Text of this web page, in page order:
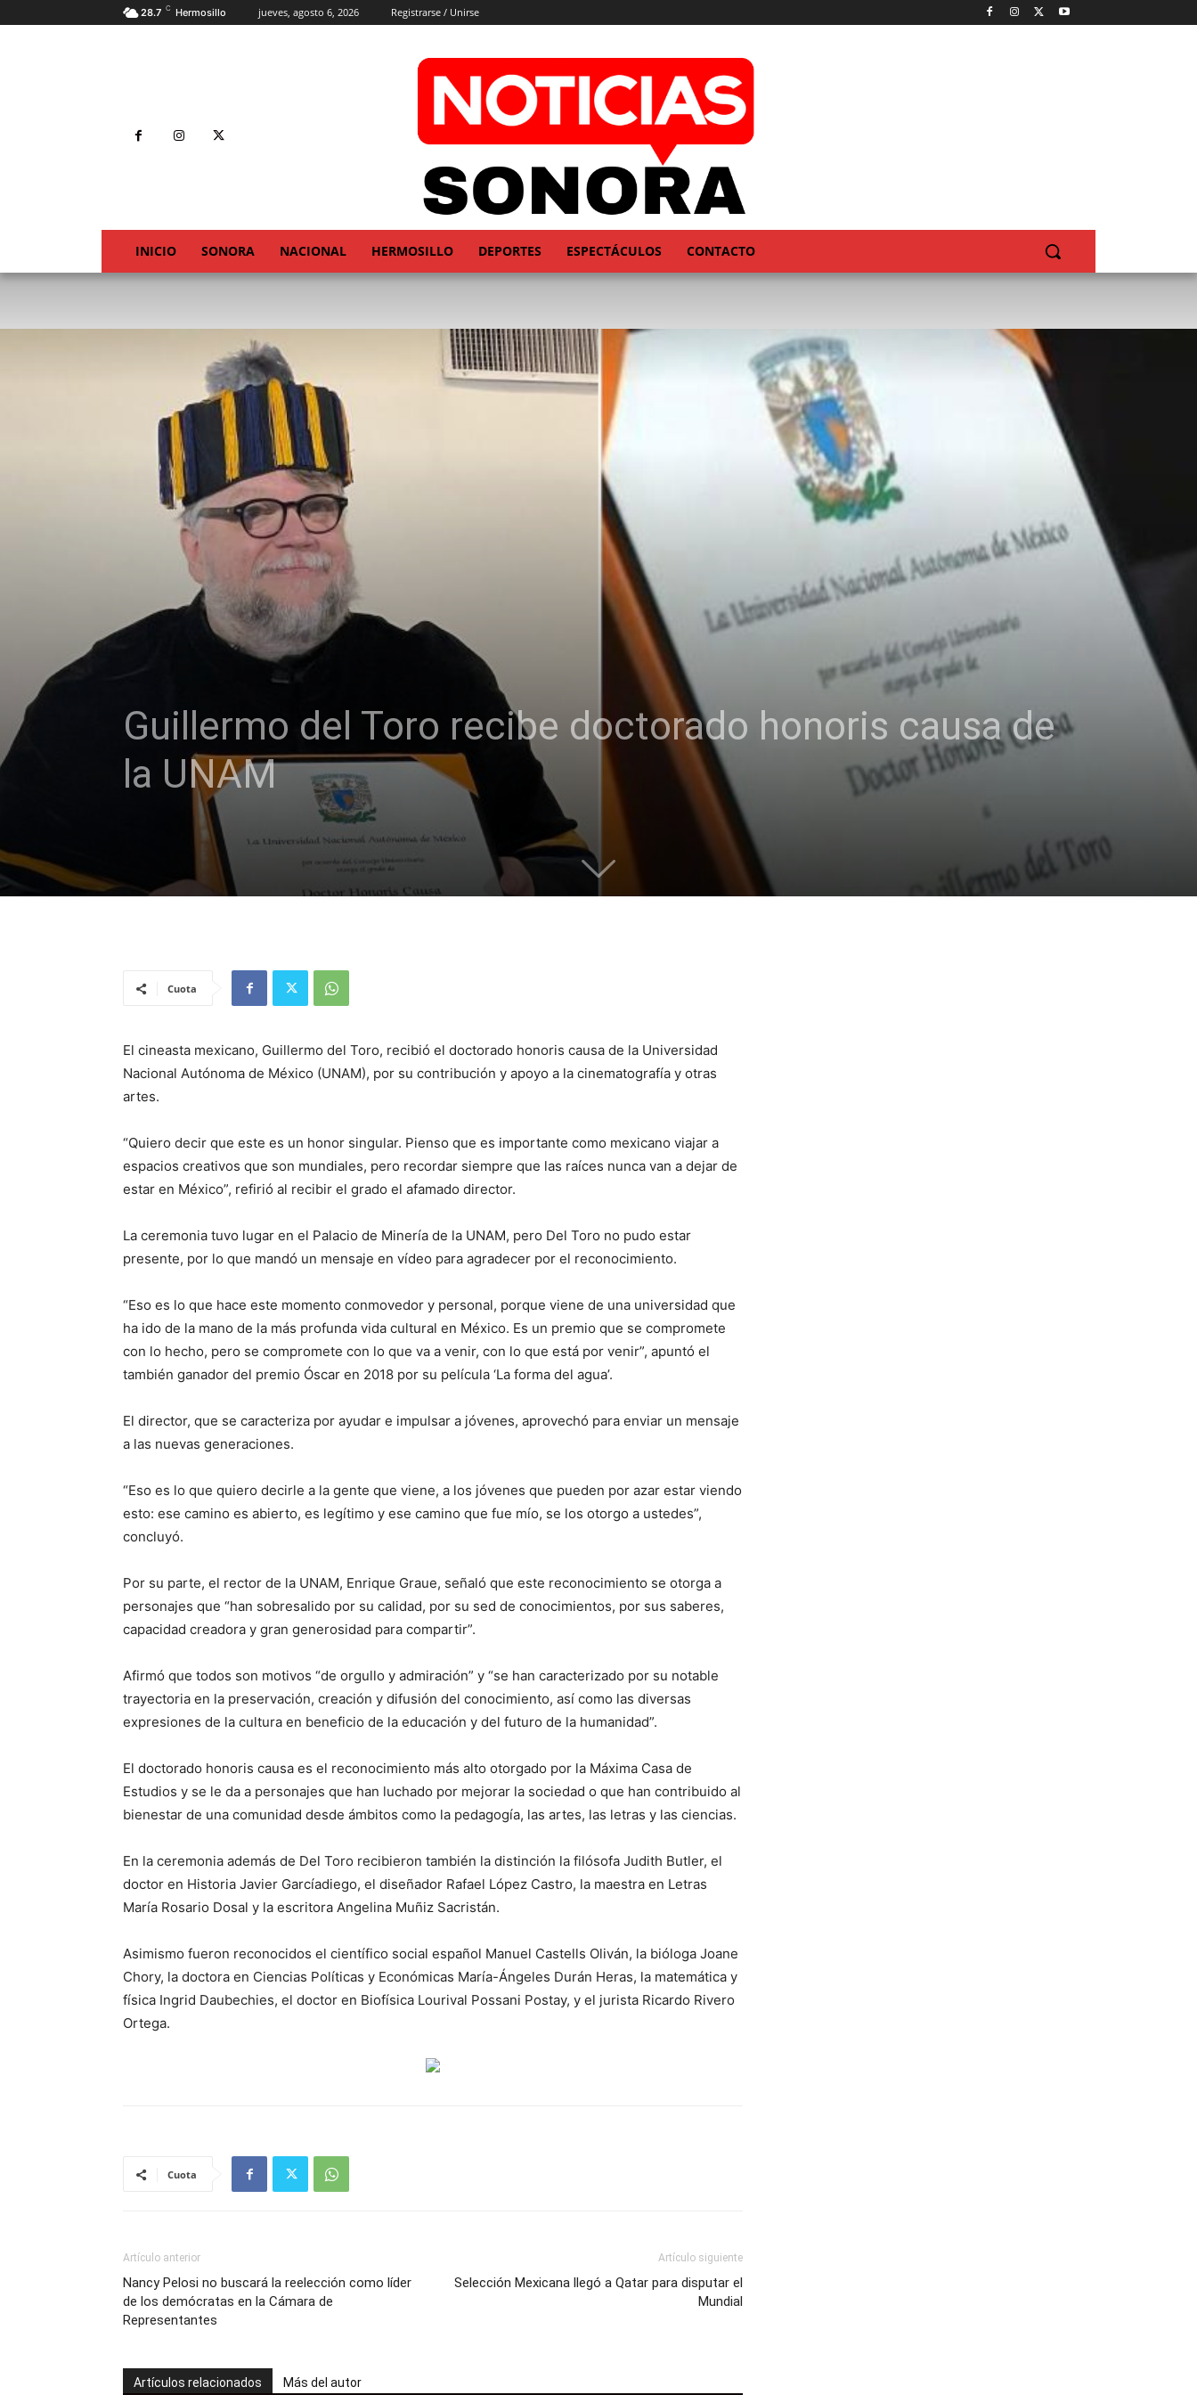
28.7 C Hermosillo jueves, agosto 6, 2026 Registrarse / Unirse
INICIO SONORA NACIONAL HERMOSILLO DEPORTES ESPECTÁCULOS CONTACTO
Guillermo del Toro recibe doctorado honoris causa de
la UNAM
Cuota
El cineasta mexicano, Guillermo del Toro, recibió el doctorado honoris causa de la Universidad
Nacional Autónoma de México (UNAM), por su contribución y apoyo a la cinematografía y otras
artes.
“Quiero decir que este es un honor singular. Pienso que es importante como mexicano viajar a
espacios creativos que son mundiales, pero recordar siempre que las raíces nunca van a dejar de
estar en México”, refirió al recibir el grado el afamado director.
La ceremonia tuvo lugar en el Palacio de Minería de la UNAM, pero Del Toro no pudo estar
presente, por lo que mandó un mensaje en vídeo para agradecer por el reconocimiento.
“Eso es lo que hace este momento conmovedor y personal, porque viene de una universidad que
ha ido de la mano de la más profunda vida cultural en México. Es un premio que se compromete
con lo hecho, pero se compromete con lo que va a venir, con lo que está por venir”, apuntó el
también ganador del premio Óscar en 2018 por su película ‘La forma del agua’.
El director, que se caracteriza por ayudar e impulsar a jóvenes, aprovechó para enviar un mensaje
a las nuevas generaciones.
“Eso es lo que quiero decirle a la gente que viene, a los jóvenes que pueden por azar estar viendo
esto: ese camino es abierto, es legítimo y ese camino que fue mío, se los otorgo a ustedes”,
concluyó.
Por su parte, el rector de la UNAM, Enrique Graue, señaló que este reconocimiento se otorga a
personajes que “han sobresalido por su calidad, por su sed de conocimientos, por sus saberes,
capacidad creadora y gran generosidad para compartir”.
Afirmó que todos son motivos “de orgullo y admiración” y “se han caracterizado por su notable
trayectoria en la preservación, creación y difusión del conocimiento, así como las diversas
expresiones de la cultura en beneficio de la educación y del futuro de la humanidad”.
El doctorado honoris causa es el reconocimiento más alto otorgado por la Máxima Casa de
Estudios y se le da a personajes que han luchado por mejorar la sociedad o que han contribuido al
bienestar de una comunidad desde ámbitos como la pedagogía, las artes, las letras y las ciencias.
En la ceremonia además de Del Toro recibieron también la distinción la filósofa Judith Butler, el
doctor en Historia Javier Garcíadiego, el diseñador Rafael López Castro, la maestra en Letras
María Rosario Dosal y la escritora Angelina Muñiz Sacristán.
Asimismo fueron reconocidos el científico social español Manuel Castells Oliván, la bióloga Joane
Chory, la doctora en Ciencias Políticas y Económicas María-Ángeles Durán Heras, la matemática y
física Ingrid Daubechies, el doctor en Biofísica Lourival Possani Postay, y el jurista Ricardo Rivero
Ortega.
Cuota
Artículo anterior
Nancy Pelosi no buscará la reelección como líder
de los demócratas en la Cámara de
Representantes
Artículo siguiente
Selección Mexicana llegó a Qatar para disputar el
Mundial
Artículos relacionados Más del autor